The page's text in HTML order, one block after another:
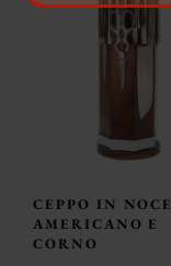
CEPPO IN NOCE
AMERICANO E
CORNO